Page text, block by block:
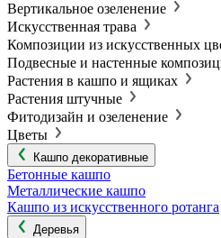
Вертикальное озеленение
Искусственная трава
Композиции из искусственных
Подвесные и настенные
Растения в кашпо и ящиках
Растения штучные
Фитодизайн и озеленение
Цветы
Кашпо декоративные
Бетонные кашпо
Металлические кашпо
Кашпо из искусственного ротанга
Деревья